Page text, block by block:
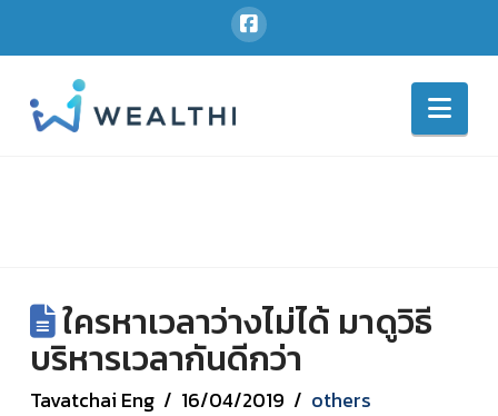
ใครหาเวลาว่างไม่ได้ มาดูวิธี
บริหารเวลากันดีกว่า
Tavatchai Eng 16/04/2019 others